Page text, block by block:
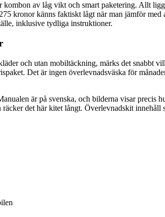
av låg vikt och smart paketering. Allt
kronor känns faktiskt lågt när man jämför
inklusive tydliga instruktioner.
och utan mobiltäckning, märks det snabbt
Det är ingen överlevnadsväska för
är på svenska, och bilderna visar
det här kitet långt. Överlevnadskit